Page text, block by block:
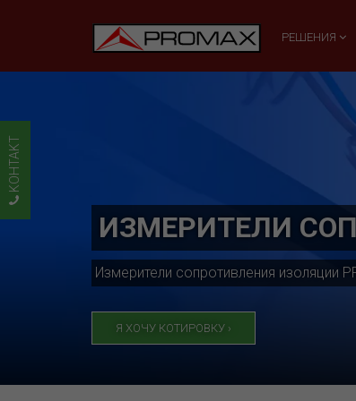
РЕШЕНИЯ
ИЗМЕРИТЕЛИ
Измерители сопротивления изоляции
Я ХОЧУ КОТИРОВКУ ›
KOHTAKT